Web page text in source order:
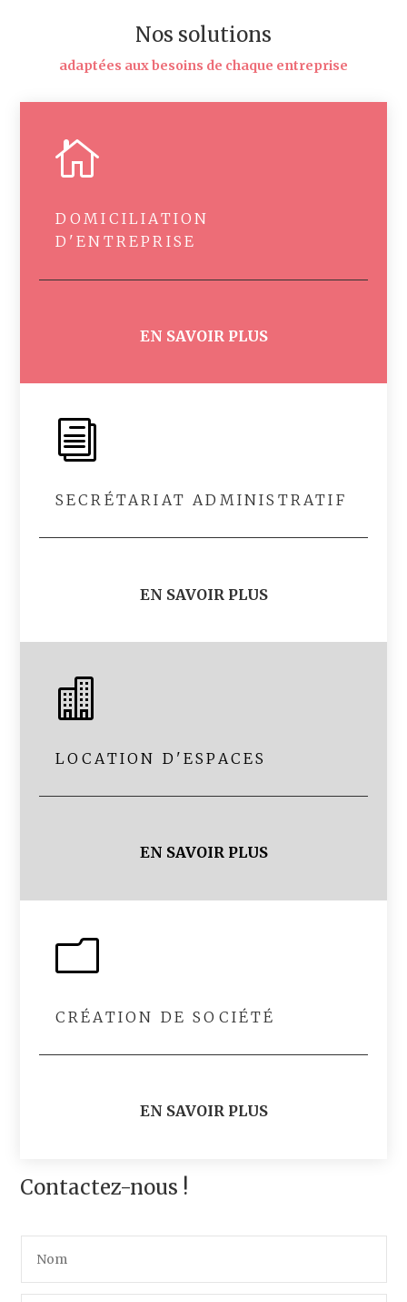
Nos solutions
adaptées aux besoins de chaque entreprise

DOMICILIATION
D'ENTREPRISE
EN SAVOIR PLUS
i
SECRÉTARIAT ADMINISTRATIF
EN SAVOIR PLUS

LOCATION D'ESPACES
EN SAVOIR PLUS
m
CRÉATION DE SOCIÉTÉ
EN SAVOIR PLUS
Contactez-nous !